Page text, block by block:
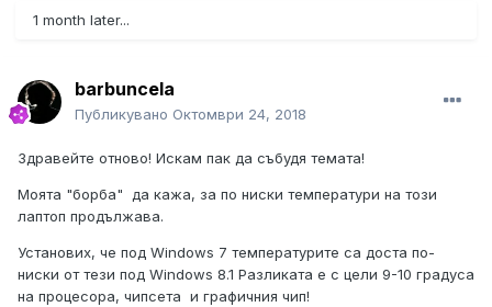
1 month later...
barbuncela
Публикувано Октомври 24, 2018
Здравейте отново! Искам пак да събудя темата!
Моята "борба" да кажа, за по ниски температури на този
лаптоп продължава.
Установих, че под Windows 7 температурите са доста по-
ниски от тези под Windows 8.1 Разликата е с цели 9-10 градуса
на процесора, чипсета и графичния чип!